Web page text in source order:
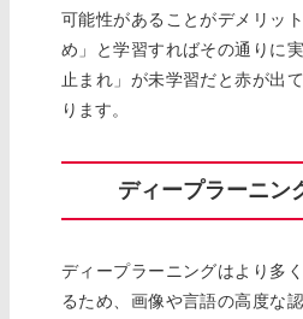
可能性があることがデメリッ
め」と学習すればその通りに
止まれ」が未学習だと赤が出
ります。
ディープラーニン
ディープラーニングはより多
るため、画像や言語の高度な